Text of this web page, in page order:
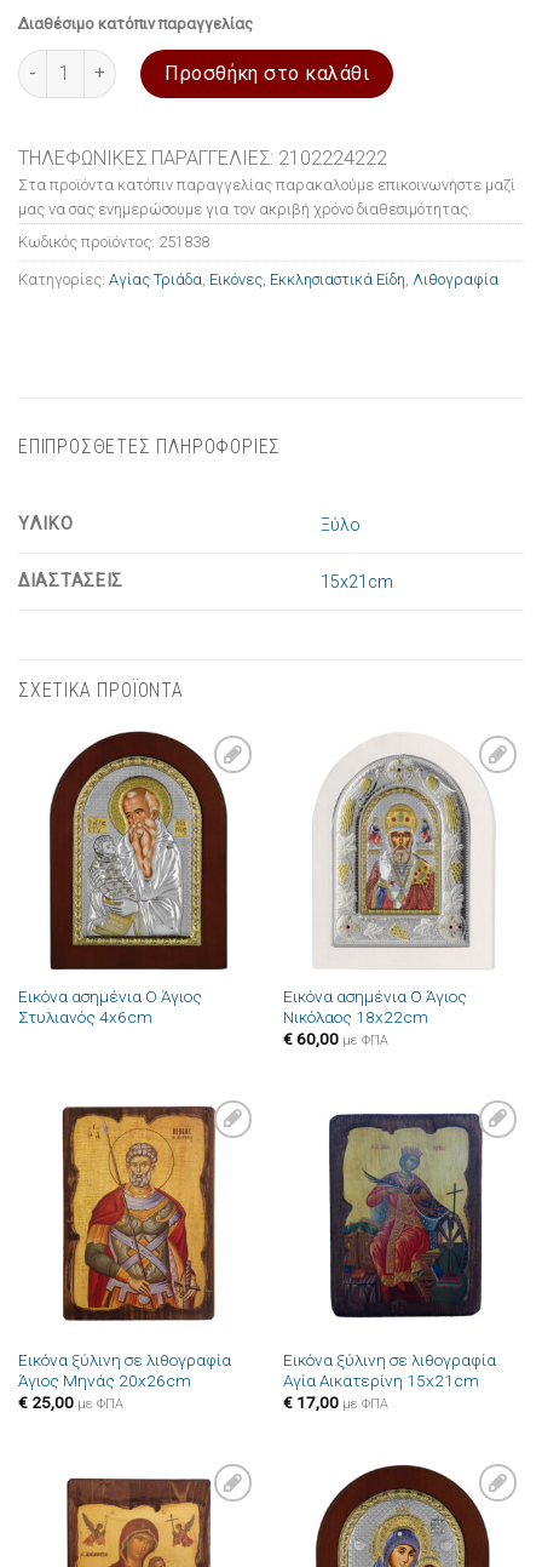
Διαθέσιμο κατόπιν παραγγελίας
Εικόνα ξύλινη σε λιθογραφία Αγίας Τριάδα 15x21cm ποσότητα
Προσθήκη στο καλάθι
ΤΗΛΕΦΩΝΙΚΕΣ ΠΑΡΑΓΓΕΛΙΕΣ: 2102224222
Στα προϊόντα κατόπιν παραγγελίας παρακαλούμε επικοινωνήστε μαζί
μας να σας ενημερώσουμε για τον ακριβή χρόνο διαθεσιμότητας.
Κωδικός προϊόντος: 251838
Κατηγορίες: Αγίας Τριάδα Εικόνες Εκκλησιαστικά Είδη Λιθογραφία
ΕΠΙΠΡΟΣΘΕΤΕΣ ΠΛΗΡΟΦΟΡΙΕΣ
ΥΛΙΚΟ Ξύλο
ΔΙΑΣΤΑΣΕΙΣ 15x21cm
ΣΧΕΤΙΚΑ ΠΡΟΪΟΝΤΑ
Πρόσθήκη
στην λίστα
επιθυμιών
Εικόνα ασημένια Ο Άγιος
Στυλιανός 4x6cm
Πρόσθήκη
στην λίστα
επιθυμιών
Εικόνα ασημένια Ο Άγιος
Νικόλαος 18x22cm
€60,00 με ΦΠΑ
Πρόσθήκη
στην λίστα
επιθυμιών
Εικόνα ξύλινη σε λιθογραφία
Άγιος Μηνάς 20x26cm
€25,00 με ΦΠΑ
Πρόσθήκη
στην λίστα
επιθυμιών
Εικόνα ξύλινη σε λιθογραφία
Αγία Αικατερίνη 15x21cm
€17,00 με ΦΠΑ
Πρόσθήκη
στην λίστα
επιθυμιών
Πρόσθήκη
στην λίστα
επιθυμιών